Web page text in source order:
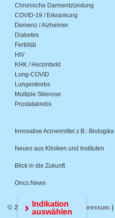
Chronische Darmentzündung
COVID-19 / Erkrankung
Demenz / Alzheimer
Diabetes
Fertilität
HIV
KHK / Herzinfarkt
Long-COVID
Lungenkrebs
Multiple Sklerose
Prostatakrebs
Innovative Arzneimittel z.B.: Biologika
Neues aus Kliniken und Instituten
Blick in die Zukunft
Onco.News
© 2026 Medwiss.de | Impressum |
Indikation
auswählen